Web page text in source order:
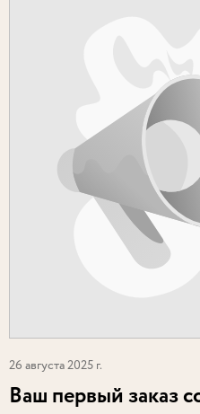
26 августа 2025 г.
Ваш первый заказ